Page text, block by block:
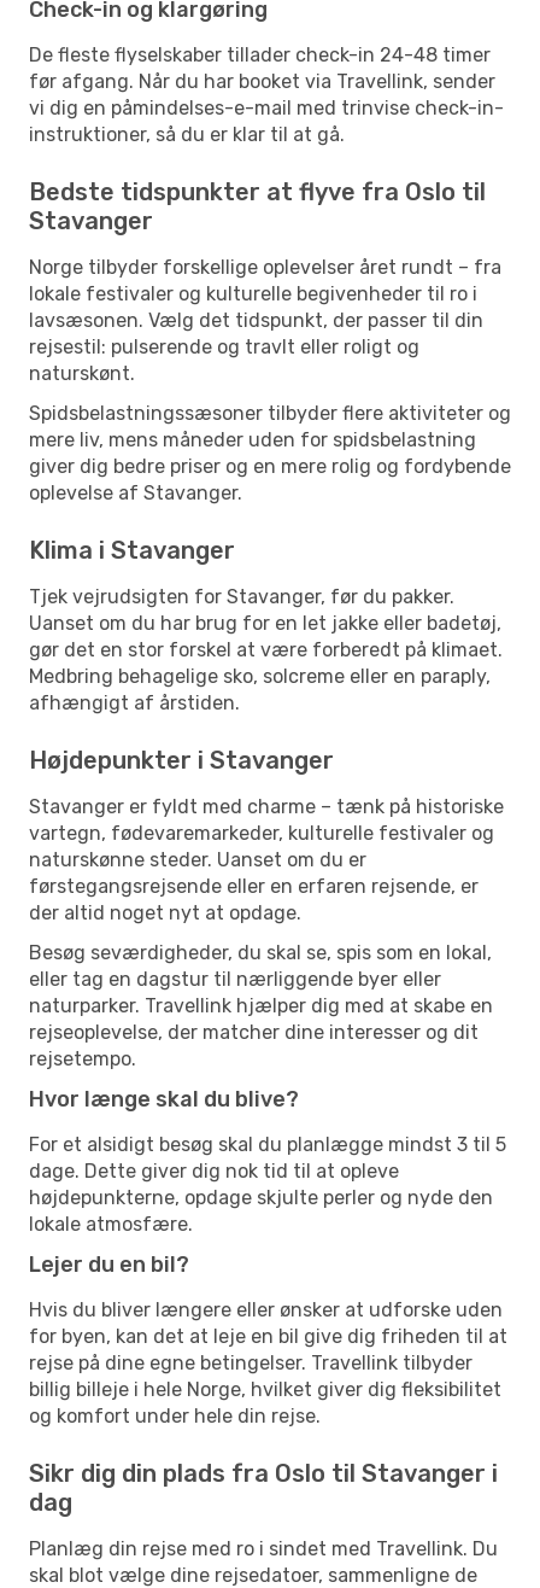
Check-in og klargøring
De fleste flyselskaber tillader check-in 24-48 timer
før afgang. Når du har booket via Travellink, sender
vi dig en påmindelses-e-mail med trinvise check-in-
instruktioner, så du er klar til at gå.
Bedste tidspunkter at flyve fra Oslo til
Stavanger
Norge tilbyder forskellige oplevelser året rundt – fra
lokale festivaler og kulturelle begivenheder til ro i
lavsæsonen. Vælg det tidspunkt, der passer til din
rejsestil: pulserende og travlt eller roligt og
naturskønt.
Spidsbelastningssæsoner tilbyder flere aktiviteter og
mere liv, mens måneder uden for spidsbelastning
giver dig bedre priser og en mere rolig og fordybende
oplevelse af Stavanger.
Klima i Stavanger
Tjek vejrudsigten for Stavanger, før du pakker.
Uanset om du har brug for en let jakke eller badetøj,
gør det en stor forskel at være forberedt på klimaet.
Medbring behagelige sko, solcreme eller en paraply,
afhængigt af årstiden.
Højdepunkter i Stavanger
Stavanger er fyldt med charme – tænk på historiske
vartegn, fødevaremarkeder, kulturelle festivaler og
naturskønne steder. Uanset om du er
førstegangsrejsende eller en erfaren rejsende, er
der altid noget nyt at opdage.
Besøg seværdigheder, du skal se, spis som en lokal,
eller tag en dagstur til nærliggende byer eller
naturparker. Travellink hjælper dig med at skabe en
rejseoplevelse, der matcher dine interesser og dit
rejsetempo.
Hvor længe skal du blive?
For et alsidigt besøg skal du planlægge mindst 3 til 5
dage. Dette giver dig nok tid til at opleve
højdepunkterne, opdage skjulte perler og nyde den
lokale atmosfære.
Lejer du en bil?
Hvis du bliver længere eller ønsker at udforske uden
for byen, kan det at leje en bil give dig friheden til at
rejse på dine egne betingelser. Travellink tilbyder
billig billeje i hele Norge, hvilket giver dig fleksibilitet
og komfort under hele din rejse.
Sikr dig din plads fra Oslo til Stavanger i
dag
Planlæg din rejse med ro i sindet med Travellink. Du
skal blot vælge dine rejsedatoer, sammenligne de